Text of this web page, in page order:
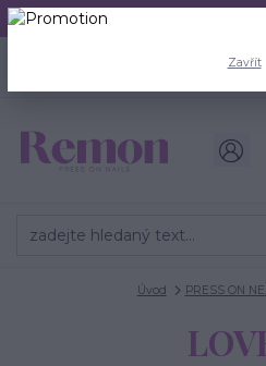
Aktuální doba odeslání je
Úvod PRESS ON
Zavřít